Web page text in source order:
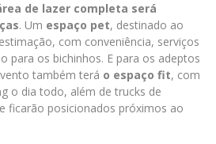
de lazer completa será
. Um espaço pet, destinado ao
com conveniência, serviços
para os bichinhos. E para os adeptos
também terá o espaço fit, com
o dia todo, além de trucks de
ficarão posicionados próximos ao